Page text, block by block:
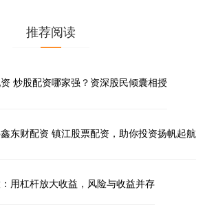
推荐阅读
炒股配资哪家强？资深股民倾囊相授
东财配资 镇江股票配资，助你投资扬帆起航
用杠杆放大收益，风险与收益并存